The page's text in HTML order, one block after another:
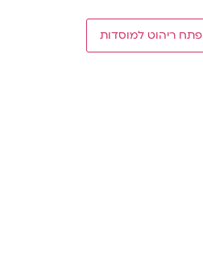
פתח ריהוט למוסדות